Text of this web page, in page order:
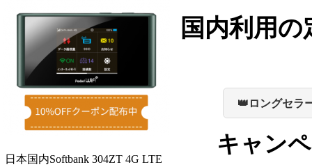
日本国内Softbank 304ZT 4G LTE
国内利用
👑ロングセラ
キャン